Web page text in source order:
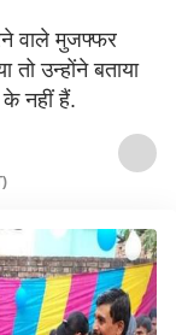
वाले मुजफ्फर
उन्होंने बताया
नहीं हैं.